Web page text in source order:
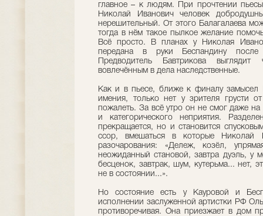
главное – к людям. При прочтении
Николай Иванович человек
нерешительный. От этого Балагалаева
тогда в нём такое пылкое желание
Всё просто. В планах у Николая
передана в руки Бecпaндину
Предводитель Бавтрикова выглядит
вовлечённым в дела наследственные.
Как и в пьесе, ближе к финалу замысел
имения, только нет у зрителя грусти
пожалеть. За всё утро он не смог даже на
и категорического неприятия.
прекращается, но и становится
ссор, вмешаться в которые
разочарования: «Дележ, козёл,
неожиданный становой, завтра дуэль, у
бесценок, завтрак, шум, кутерьма... нет,
не в состоянии...».
Но состояние есть у Кауровой и
исполнении заслуженной артистки РФ
противоречивая. Она приезжает в дом